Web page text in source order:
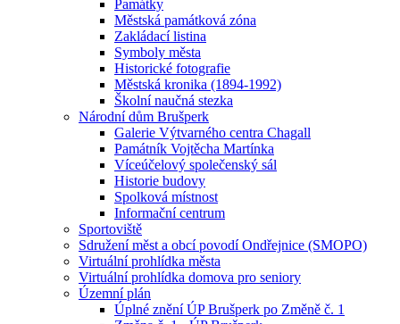
Památky
Městská památková zóna
Zakládací listina
Symboly města
Historické fotografie
Městská kronika (1894-1992)
Školní naučná stezka
Národní dům Brušperk
Galerie Výtvarného centra Chagall
Památník Vojtěcha Martínka
Víceúčelový společenský sál
Historie budovy
Spolková místnost
Informační centrum
Sportoviště
Sdružení měst a obcí povodí Ondřejnice (SMOPO)
Virtuální prohlídka města
Virtuální prohlídka domova pro seniory
Územní plán
Úplné znění ÚP Brušperk po Změně č. 1